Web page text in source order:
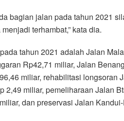
bagian jalan pada tahun 2021
terhambat,” kata dia.
tahun 2021 adalah Jalan
Rp42,71 miliar, Jalan
miliar, rehabilitasi longsoran
2,49 miliar, pemeliharaan Jalan
dan preservasi Jalan